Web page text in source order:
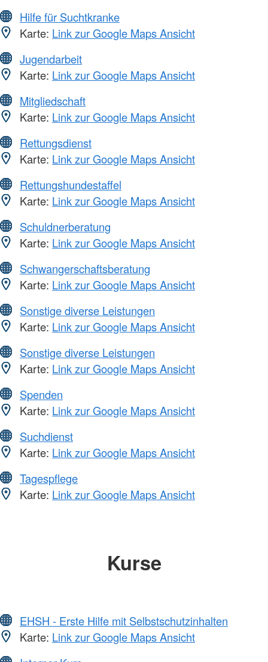
Hilfe für Suchtkranke
Karte: Link zur Google Maps Ansicht
Jugendarbeit
Karte: Link zur Google Maps Ansicht
Mitgliedschaft
Karte: Link zur Google Maps Ansicht
Rettungsdienst
Karte: Link zur Google Maps Ansicht
Rettungshundestaffel
Karte: Link zur Google Maps Ansicht
Schuldnerberatung
Karte: Link zur Google Maps Ansicht
Schwangerschaftsberatung
Karte: Link zur Google Maps Ansicht
Sonstige diverse Leistungen
Karte: Link zur Google Maps Ansicht
Sonstige diverse Leistungen
Karte: Link zur Google Maps Ansicht
Spenden
Karte: Link zur Google Maps Ansicht
Suchdienst
Karte: Link zur Google Maps Ansicht
Tagespflege
Karte: Link zur Google Maps Ansicht
Kurse
EHSH - Erste Hilfe mit Selbstschutzinhalten
Karte: Link zur Google Maps Ansicht